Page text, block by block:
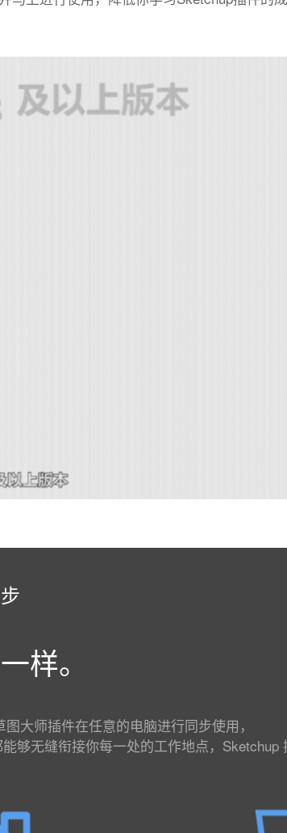
样。
大师插件在任意的电脑进行同步使用，
无缝衔接你每一处的工作地点，Sketchup